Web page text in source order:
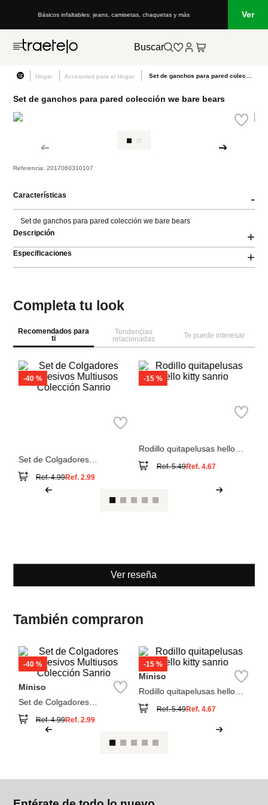
Básicos infaltables: jeans, camisetas, chaquetas y más Ver
Buscar
Hogar Accesorios para el Hogar
Set de ganchos para pared colección we bare bears
Referencia:2017060310107
Características -
Set de ganchos para pared colección we bare bears
Descripción
+
Especificaciones +
Completa tu look
Recomendados para
ti
Tendencias
relacionadas
Te puede interesar
-40 %
Set de Colgadores
Colección Sanrio
Ref.4.99Ref.2.99
-15 %
Rodillo quitapelusas hello
Ref.5.49Ref.4.67
Ver reseña
También compraron
-40 %
Miniso
Set de Colgadores
Colección Sanrio
Ref.4.99Ref.2.99
-15 %
Miniso
Rodillo quitapelusas hello
Ref.5.49Ref.4.67